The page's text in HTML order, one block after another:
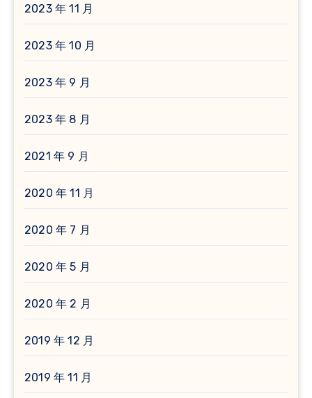
2023 年 11 月
2023 年 10 月
2023 年 9 月
2023 年 8 月
2021 年 9 月
2020 年 11 月
2020 年 7 月
2020 年 5 月
2020 年 2 月
2019 年 12 月
2019 年 11 月